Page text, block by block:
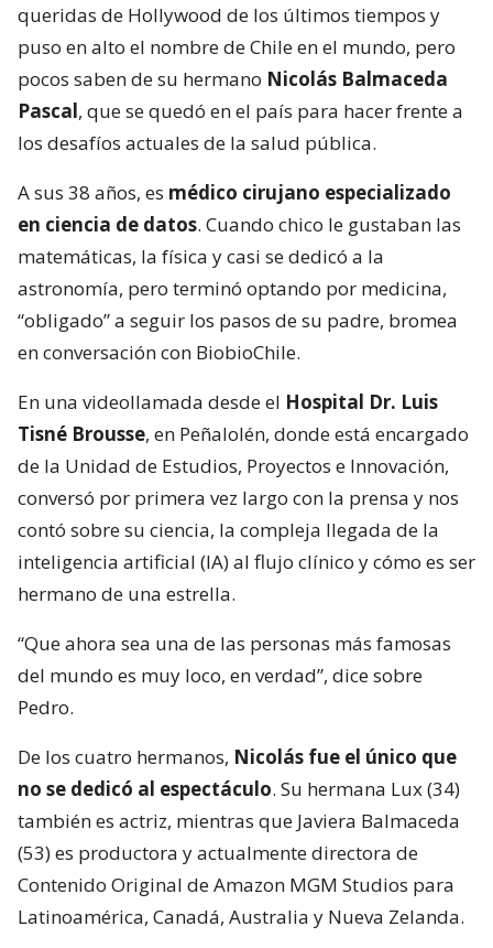
queridas de Hollywood de los últimos tiempos y
puso en alto el nombre de Chile en el mundo, pero
pocos saben de su hermano Nicolás Balmaceda
Pascal, que se quedó en el país para hacer frente a
los desafíos actuales de la salud pública.
A sus 38 años, es médico cirujano especializado
en ciencia de datos. Cuando chico le gustaban las
matemáticas, la física y casi se dedicó a la
astronomía, pero terminó optando por medicina,
“obligado” a seguir los pasos de su padre, bromea
en conversación con BiobioChile.
En una videollamada desde el Hospital Dr. Luis
Tisné Brousse, en Peñalolén, donde está encargado
de la Unidad de Estudios, Proyectos e Innovación,
conversó por primera vez largo con la prensa y nos
contó sobre su ciencia, la compleja llegada de la
inteligencia artificial (IA) al flujo clínico y cómo es ser
hermano de una estrella.
“Que ahora sea una de las personas más famosas
del mundo es muy loco, en verdad”, dice sobre
Pedro.
De los cuatro hermanos, Nicolás fue el único que
no se dedicó al espectáculo. Su hermana Lux (34)
también es actriz, mientras que Javiera Balmaceda
(53) es productora y actualmente directora de
Contenido Original de Amazon MGM Studios para
Latinoamérica, Canadá, Australia y Nueva Zelanda.